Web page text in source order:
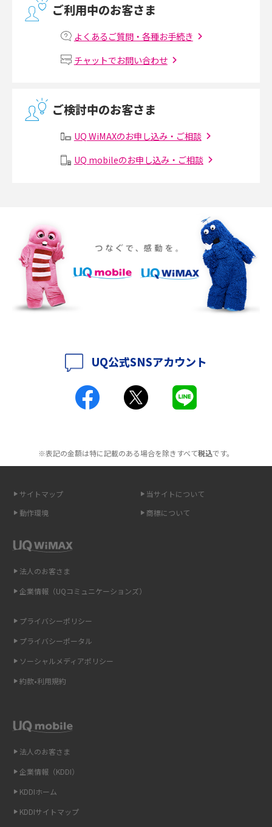
2017年8月(4)
2017年7月(6)
2017年6月(6)
2017年4月(8)
2017年3月(9)
2017年2月(7)
2017年1月(6)
2016年10月(8)
2016年9月(8)
2016年8月(12)
2016年7月(7)
2016年4月(3)
2015年12月(8)
2015年10月(8)
2015年8月(7)
2015年7月(9)
2015年6月(8)
2015年3月(9)
2015年2月(7)
2014年12月(8)
2014年11月(8)
2014年10月(9)
2014年9月(9)
2014年8月(7)
マンションで光回線の利用を始める手順は？設備状況の確認方法も解説
Wi-Fiルーターの設定方法をわかりやすく解説！事前に準備すべきものも紹
無線LANとは？メリット・デメリットや接続方法を解説
メッシュWi-Fiとは？仕組みやメリット・デメリット、中継機との違いを解
ポケット型Wi-Fiをレンタルするメリットとは？選び方や向いている方の特
徴も紹介
持ち運びできるポケット型Wi-Fiのおススメの選び方は？メリット・デメリ
ットも紹介
ポケット型Wi-Fiとは？通信の仕組みやメリット・デメリットを解説
工事不要！置くだけWi-Fiの特徴は？メリット・デメリットや選び方を解説
無制限で利用できるポケット型Wi-Fiは？選び方や通信費を抑える方法も紹
ポケット型Wi-Fi（モバイルWi-Fi）とは？おススメする方の特徴や選び方を
即日受け取りできるポケット型Wi-Fiはある？すぐに使うための方法や注意
ONU（光回線終端装置）とは？モデム・ルーター・ホームゲートウェイと
ギガバイト（GB）とは？1GBの目安やギガが足りない時の対処法を紹介
Wi-Fi 6とは？Wi-Fi 5との違いやメリットと注意点、規格の種類も解説
Wi-Fiを自宅に設置する方法は？必要なことやポイントも紹介
光ファイバーとは？仕組みやメリット・デメリットを初心者向けにわかり
やすく解説
を解説
ご利用中のお客さま
よくあるご質問・各種お手続き
チャットでお問い合わせ
ご検討中のお客さま
UQ WiMAXのお申し込み・ご相談
UQ mobileのお申し込み・ご相談
UQ公式SNSアカウント
※表記の金額は特に記載のある場合を除きすべて税込です。
サイトマップ
当サイトについて
動作環境
商標について
法人のお客さま
企業情報（KDDI）
KDDIホーム
KDDIサイトマップ
法人のお客さま
企業情報（UQコミュニケーションズ）
プライバシーポリシー
プライバシーポータル
ソーシャルメディアポリシー
約款•利用規約